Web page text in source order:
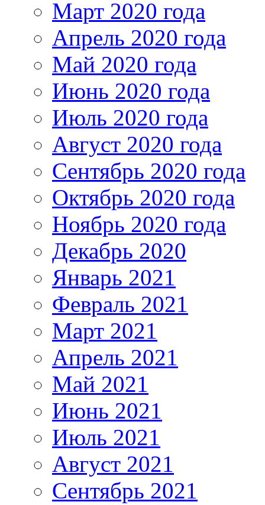
Март 2020 года
Апрель 2020 года
Май 2020 года
Июнь 2020 года
Июль 2020 года
Август 2020 года
Сентябрь 2020 года
Октябрь 2020 года
Ноябрь 2020 года
Декабрь 2020
Январь 2021
Февраль 2021
Март 2021
Апрель 2021
Май 2021
Июнь 2021
Июль 2021
Август 2021
Сентябрь 2021